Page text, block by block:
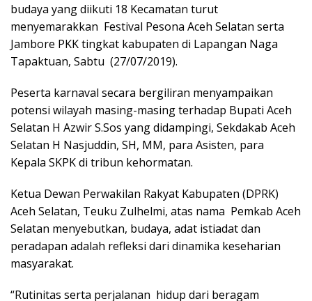
budaya yang diikuti 18 Kecamatan turut
menyemarakkan Festival Pesona Aceh Selatan serta
Jambore PKK tingkat kabupaten di Lapangan Naga
Tapaktuan, Sabtu (27/07/2019).
Peserta karnaval secara bergiliran menyampaikan
potensi wilayah masing-masing terhadap Bupati Aceh
Selatan H Azwir S.Sos yang didampingi, Sekdakab Aceh
Selatan H Nasjuddin, SH, MM, para Asisten, para
Kepala SKPK di tribun kehormatan.
Ketua Dewan Perwakilan Rakyat Kabupaten (DPRK)
Aceh Selatan, Teuku Zulhelmi, atas nama Pemkab Aceh
Selatan menyebutkan, budaya, adat istiadat dan
peradapan adalah refleksi dari dinamika keseharian
masyarakat.
“Rutinitas serta perjalanan hidup dari beragam